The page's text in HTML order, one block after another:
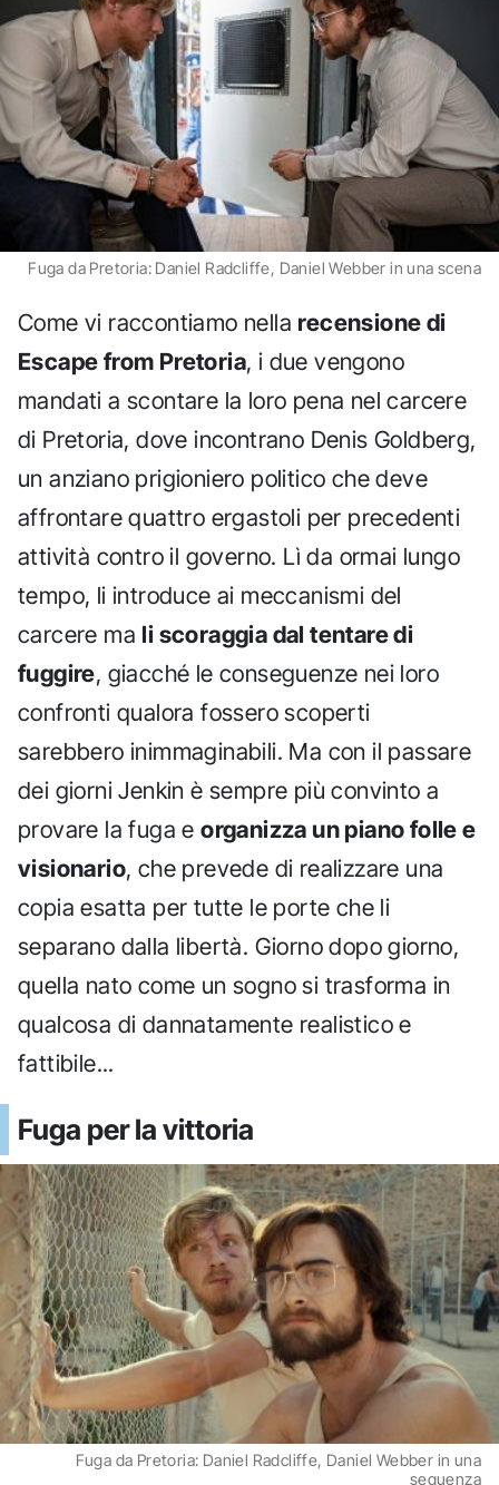
Fuga da Pretoria: Daniel Radcliffe, Daniel Webber in una scena
Come vi raccontiamo nella recensione di
Escape from Pretoria, i due vengono
mandati a scontare la loro pena nel carcere
di Pretoria, dove incontrano Denis Goldberg,
un anziano prigioniero politico che deve
affrontare quattro ergastoli per precedenti
attività contro il governo. Lì da ormai lungo
tempo, li introduce ai meccanismi del
carcere ma li scoraggia dal tentare di
fuggire, giacché le conseguenze nei loro
confronti qualora fossero scoperti
sarebbero inimmaginabili. Ma con il passare
dei giorni Jenkin è sempre più convinto a
provare la fuga eorganizza un piano folle e
visionario, che prevede di realizzare una
copia esatta per tutte le porte che li
separano dalla libertà. Giorno dopo giorno,
quella nato come un sogno si trasforma in
qualcosa di dannatamente realistico e
fattibile...
Fuga per la vittoria
Fuga da Pretoria: Daniel Radcliffe, Daniel Webber in una
sequenza